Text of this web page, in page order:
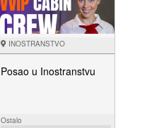
INOSTRANSTVO
Posao u Inostranstvu
Ostalo